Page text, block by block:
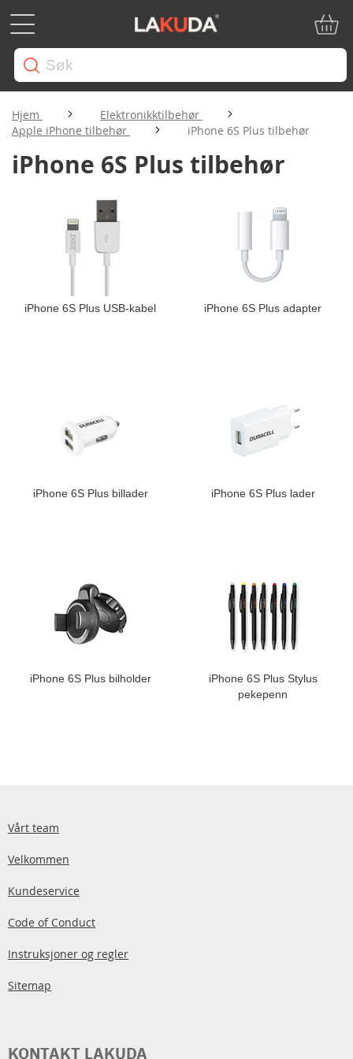
Hjem
Elektronikktilbehør
Apple iPhone tilbehør
iPhone 6S Plus tilbehør
iPhone 6S Plus tilbehør
iPhone 6S Plus USB-kabel iPhone 6S Plus adapter
iPhone 6S Plus billader iPhone 6S Plus lader
iPhone 6S Plus bilholder
iPhone 6S Plus Stylus
pekepenn
Vårt team
Velkommen
Kundeservice
Code of Conduct
Instruksjoner og regler
Sitemap
KONTAKT LAKUDA